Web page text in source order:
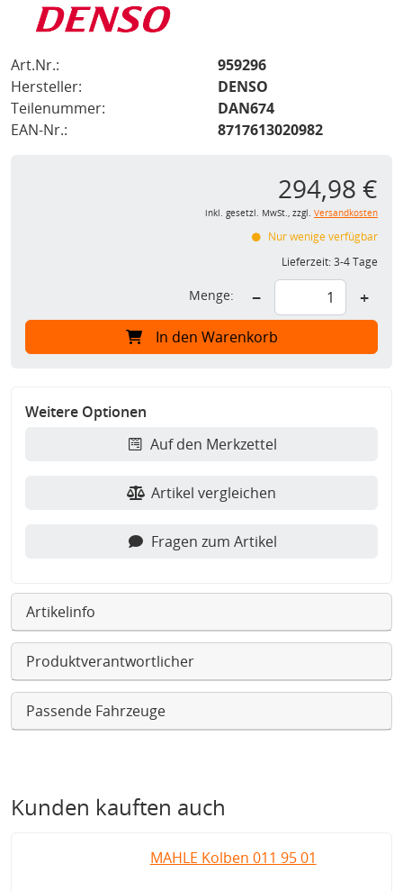
Art.Nr.:
959296
Hersteller:
DENSO
Teilenummer:
DAN674
EAN-Nr.:
8717613020982
294,98 €
inkl. gesetzl. MwSt., zzgl. Versandkosten
Nur wenige verfügbar
Lieferzeit:3-4 Tage
Menge: − +
In den Warenkorb
Weitere Optionen
Auf den Merkzettel
Artikel vergleichen
Fragen zum Artikel
Artikelinfo
Produktverantwortlicher
Passende Fahrzeuge
Kunden kauften auch
MAHLE Kolben 011 95 01